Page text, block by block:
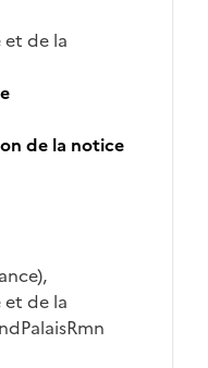
de la
de la notice
de la